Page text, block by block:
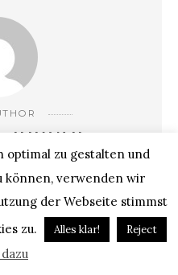
HUYNH
farbenfroher Blog besticht
kreativen Content &
Wurzeln liegen in China &
optimal zu gestalten und
können, verwenden wir
der Webseite stimmst
zu.
Alles klar! Reject